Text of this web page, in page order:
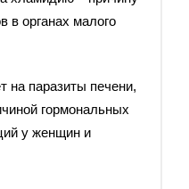
в органах малого
на паразиты печени,
гормональных
у женщин и